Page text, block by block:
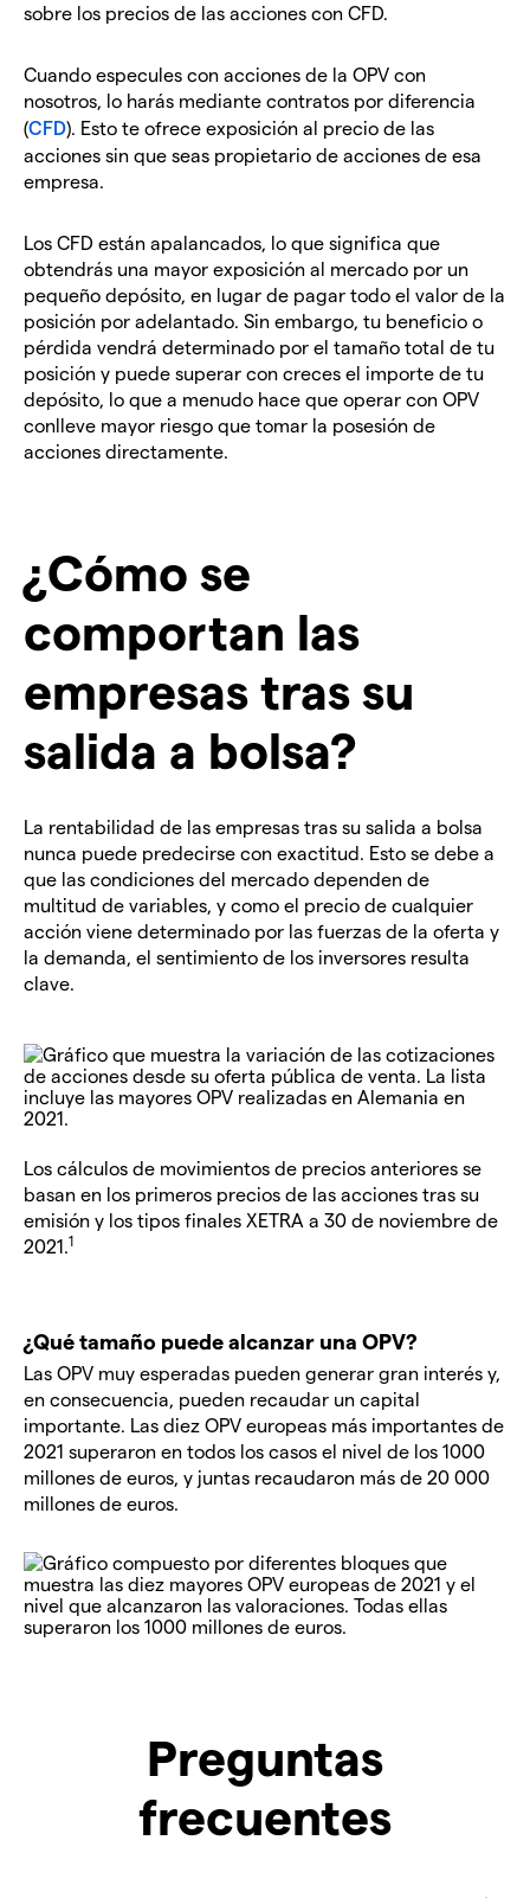
sobre los precios de las acciones con CFD.
Cuando especules con acciones de la OPV con
nosotros, lo harás mediante contratos por diferencia
(CFD). Esto te ofrece exposición al precio de las
acciones sin que seas propietario de acciones de esa
empresa.
Los CFD están apalancados, lo que significa que
obtendrás una mayor exposición al mercado por un
pequeño depósito, en lugar de pagar todo el valor de la
posición por adelantado. Sin embargo, tu beneficio o
pérdida vendrá determinado por el tamaño total de tu
posición y puede superar con creces el importe de tu
depósito, lo que a menudo hace que operar con OPV
conlleve mayor riesgo que tomar la posesión de
acciones directamente.
¿Cómo se
comportan las
empresas tras su
salida a bolsa?
La rentabilidad de las empresas tras su salida a bolsa
nunca puede predecirse con exactitud. Esto se debe a
que las condiciones del mercado dependen de
multitud de variables, y como el precio de cualquier
acción viene determinado por las fuerzas de la oferta y
la demanda, el sentimiento de los inversores resulta
clave.
Los cálculos de movimientos de precios anteriores se
basan en los primeros precios de las acciones tras su
emisión y los tipos finales XETRA a 30 de noviembre de
2021.1
¿Qué tamaño puede alcanzar una OPV?
Las OPV muy esperadas pueden generar gran interés y,
en consecuencia, pueden recaudar un capital
importante. Las diez OPV europeas más importantes de
2021 superaron en todos los casos el nivel de los 1000
millones de euros, y juntas recaudaron más de 20 000
millones de euros.
Preguntas
frecuentes